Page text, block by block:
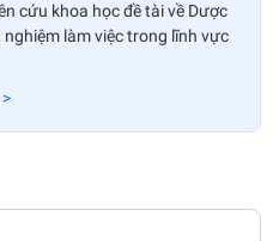
cứu khoa học đề tài về Dược
nghiệm làm việc trong lĩnh vực